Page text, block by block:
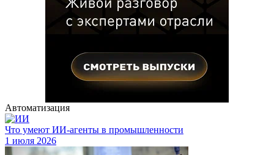
Автоматизация
Что умеют ИИ-агенты в промышленности
1 июля 2026